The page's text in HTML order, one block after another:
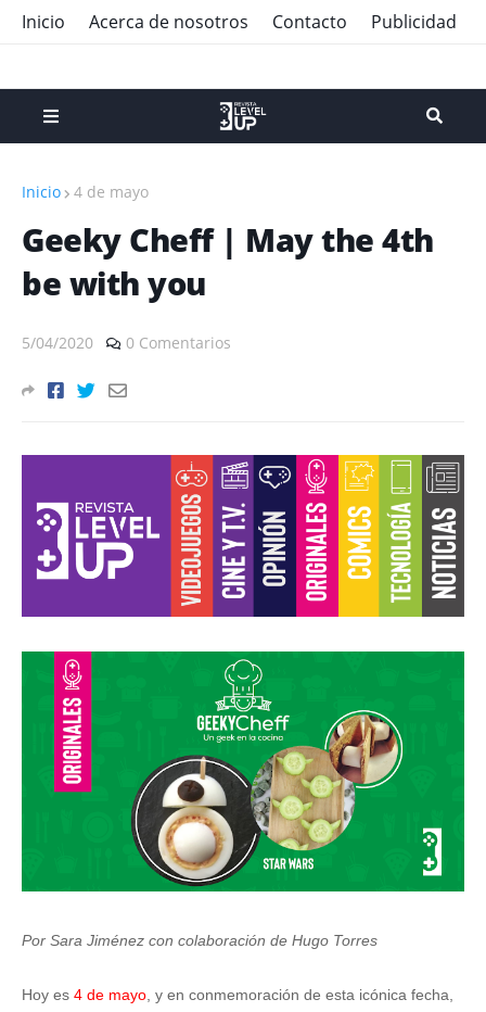
Inicio Acerca de nosotros Contacto Publicidad
Inicio 4 de mayo
Geeky Cheff | May the 4th
be with you
5/04/2020 0 Comentarios
Por Sara Jiménez con colaboración de Hugo Torres
Hoy es 4 de mayo , y en conmemoración de esta icónica fecha,